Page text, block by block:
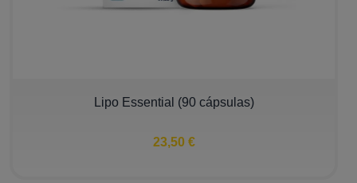
Lipo Essential (90 cápsulas)
23,50 €